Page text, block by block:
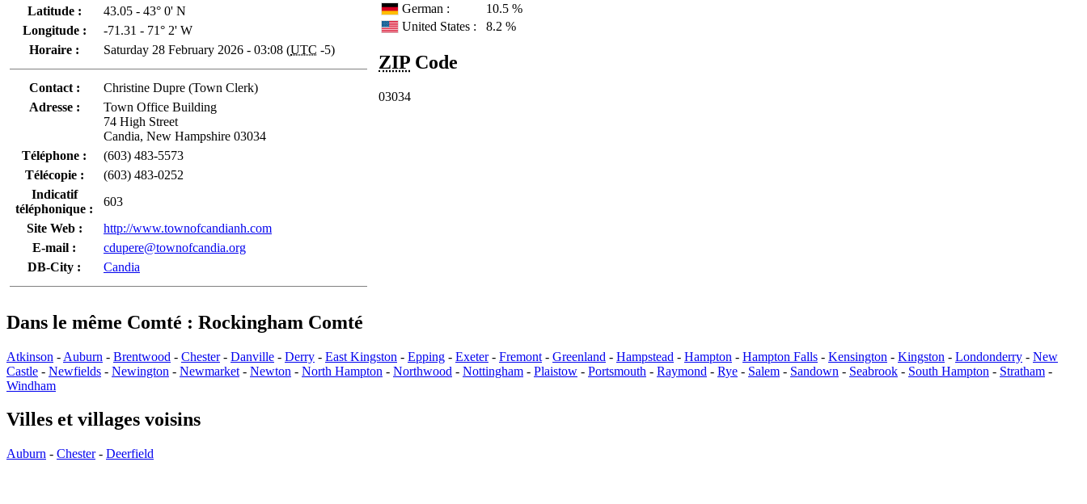
Latitude :
43.05 - 43° 0' N
Longitude :
-71.31 - 71° 2' W
Horaire :
Saturday 28 February 2026 - 03:08 (UTC -5)
Contact :
Christine Dupre (Town Clerk)
Adresse :
Town Office Building
74 High Street
Candia, New Hampshire 03034
Téléphone :
(603) 483-5573
Télécopie :
(603) 483-0252
Indicatif
téléphonique :
603
Site Web :
http://www.townofcandianh.com
E-mail :
cdupere@townofcandia.org
DB-City :
Candia
German :
10.5 %
United States :
8.2 %
ZIP Code
03034
Dans le même Comté : Rockingham Comté
Atkinson - Auburn - Brentwood - Chester- Danville - Derry - East Kingston - Epping - Exeter- Fremont - Greenland - Hampstead - Hampton - Hampton Falls - Kensington - Kingston - Londonderry - New
Castle - Newfields - Newington - Newmarket - Newton - North Hampton - Northwood - Nottingham - Plaistow - Portsmouth - Raymond - Rye - Salem - Sandown - Seabrook - South Hampton - Stratham -
Windham
Villes et villages voisins
Auburn - Chester- Deerfield